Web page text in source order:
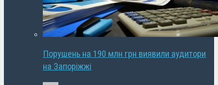
Порушень на 190 млн грн виявили аудитори
на Запоріжжі